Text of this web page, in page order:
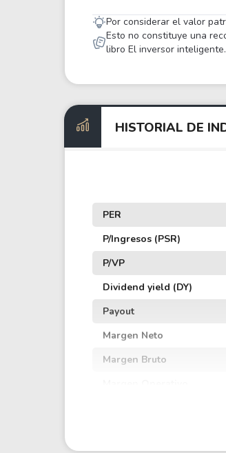
Por considerar el valor
Esto no constituye una
libro El inversor inteligente.
HISTORIAL DE
PER
P/Ingresos (PSR)
P/VP
Dividend yield (DY)
Payout
Margen Neto
Margen Bruto